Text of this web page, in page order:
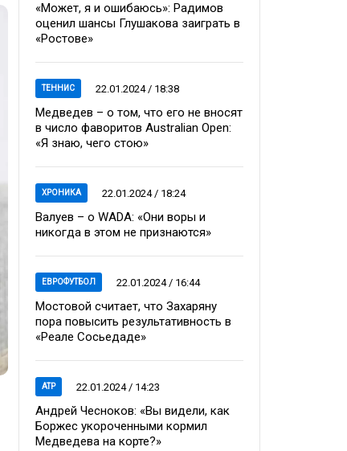
«Может, я и ошибаюсь»: Радимов
оценил шансы Глушакова заиграть в
«Ростове»
ТЕННИС 22.01.2024 / 18:38
Медведев – о том, что его не вносят
в число фаворитов Australian Open:
«Я знаю, чего стою»
ХРОНИКА 22.01.2024 / 18:24
Валуев – о WADA: «Они воры и
никогда в этом не признаются»
ЕВРОФУТБОЛ 22.01.2024 / 16:44
Мостовой считает, что Захаряну
пора повысить результативность в
«Реале Сосьедаде»
ATP 22.01.2024 / 14:23
Андрей Чесноков: «Вы видели, как
Боржес укороченными кормил
Медведева на корте?»